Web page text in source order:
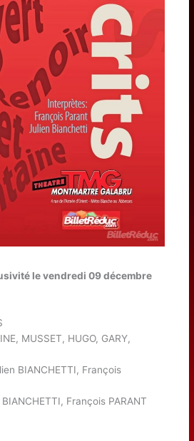
le vendredi 09 décembre
MUSSET, HUGO, GARY,
BIANCHETTI, François
François PARANT